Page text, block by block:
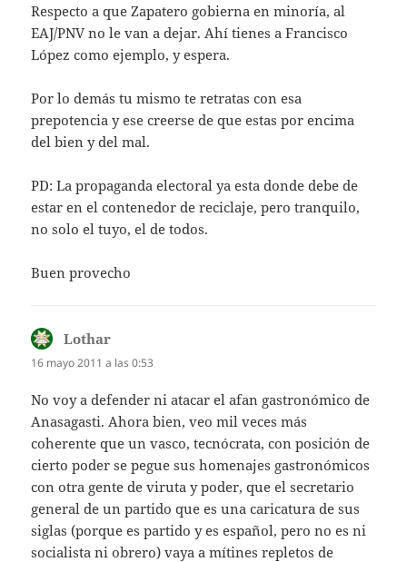
Respecto a que Zapatero gobierna en minoría, al
EAJ/PNV no le van a dejar. Ahí tienes a Francisco
López como ejemplo, y espera.
Por lo demás tu mismo te retratas con esa
prepotencia y ese creerse de que estas por encima
del bien y del mal.
PD: La propaganda electoral ya esta donde debe de
estar en el contenedor de reciclaje, pero tranquilo,
no solo el tuyo, el de todos.
Buen provecho
Lothar
16 mayo 2011 a las 0:53
No voy a defender ni atacar el afan gastronómico de
Anasagasti. Ahora bien, veo mil veces más
coherente que un vasco, tecnócrata, con posición de
cierto poder se pegue sus homenajes gastronómicos
con otra gente de viruta y poder, que el secretario
general de un partido que es una caricatura de sus
siglas (porque es partido y es español, pero no es ni
socialista ni obrero) vaya a mítines repletos de